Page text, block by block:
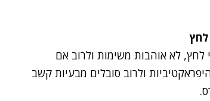
לחץ
לא אוהבות משימות ולרוב אם
ולרוב סובלים מבעיות קשב